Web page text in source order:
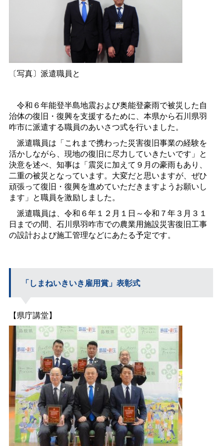
〔写真〕派遣職員と
令和６年能登半島地震および奥能登豪雨で被災した自
治体の復旧・復興を支援するために、本県から石川県羽
咋市に派遣する職員のあいさつ式を行いました。
派遣職員は「これまで携わった災害復旧事業の経験を
活かしながら、現地の復旧に尽力していきたいです」と
決意を述べ、知事は「震災に加えて９月の豪雨もあり、
二重の被災となっています。大変だと思いますが、ぜひ
頑張って復旧・復興を進めていただきますようお願いし
ます」と職員を激励しました。
派遣職員は、令和６年１２月１日～令和７年３月３１
日までの間、石川県羽咋市での農業用施設災害復旧工事
の設計および施工管理などにあたる予定です。
「しまねいきいき雇用賞」表彰式
【県庁講堂】